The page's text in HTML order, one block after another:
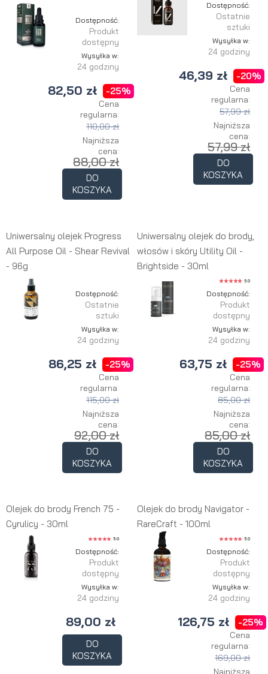
Dostępność:
Produkt
dostępny
Wysyłka w:
24 godziny
82,50 zł -25%
Cena
regularna:
110,00 zł
Najniższa
cena:
88,00 zł
DO
KOSZYKA
Dostępność:
Ostatnie
sztuki
Wysyłka w:
24 godziny
46,39 zł -20%
Cena
regularna:
57,99 zł
Najniższa
cena:
57,99 zł
DO
KOSZYKA
Uniwersalny olejek Progress
All Purpose Oil - Shear Revival
- 96g
Dostępność:
Ostatnie
sztuki
Wysyłka w:
24 godziny
86,25 zł -25%
Cena
regularna:
115,00 zł
Najniższa
cena:
92,00 zł
DO
KOSZYKA
Uniwersalny olejek do brody,
włosów i skóry Utility Oil -
Brightside - 30ml
5.0
Dostępność:
Produkt
dostępny
Wysyłka w:
24 godziny
63,75 zł -25%
Cena
regularna:
85,00 zł
Najniższa
cena:
85,00 zł
DO
KOSZYKA
Olejek do brody French 75 -
Cyrulicy - 30ml
5.0
Dostępność:
Produkt
dostępny
Wysyłka w:
24 godziny
89,00 zł
DO
KOSZYKA
Olejek do brody Navigator -
RareCraft - 100ml
5.0
Dostępność:
Produkt
dostępny
Wysyłka w:
24 godziny
126,75 zł -25%
Cena
regularna:
169,00 zł
Najniższa